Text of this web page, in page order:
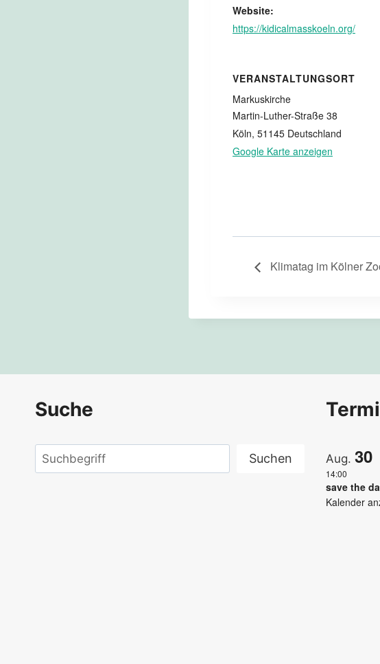
Website:
https://kidicalmasskoeln.org/
VERANSTALTUNGSORT
Markuskirche
Martin-Luther-Straße 38
Köln, 51145 Deutschland
Google Karte anzeigen
Klimatag im Kölner
Suche
Suchen Suchen Aug. 30
14:00
save the
Kalender